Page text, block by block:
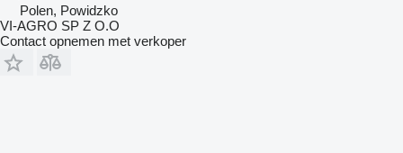
Polen, Powidzko
VI-AGRO SP Z O.O
Contact opnemen met verkoper